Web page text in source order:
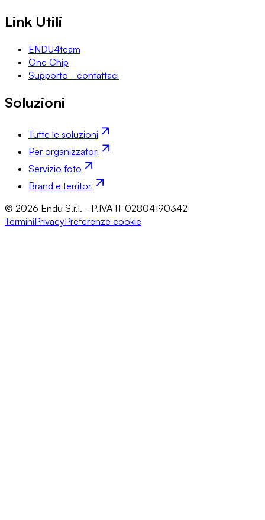
Link Utili
ENDU4team
One Chip
Supporto - contattaci
Soluzioni
Tutte le soluzioni
Per organizzatori
Servizio foto
Brand e territori
© 2026 Endu S.r.l. - P.IVA IT 02804190342
TerminiPrivacyPreferenze cookie